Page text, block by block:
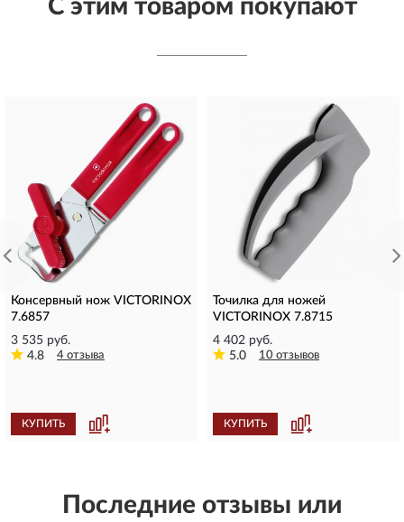
С этим товаром покупают
Консервный нож VICTORINOX
7.6857
3 535 руб.
4.8
4 отзыва
КУПИТЬ
Точилка для ножей
VICTORINOX 7.8715
4 402 руб.
5.0
10 отзывов
КУПИТЬ
Последние отзывы или